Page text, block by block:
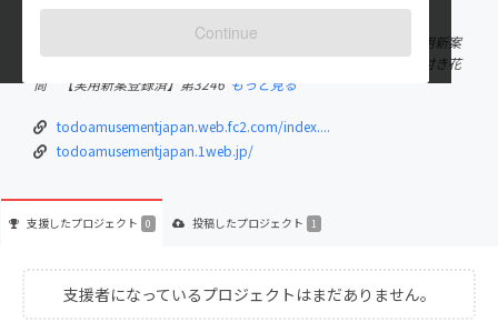
Continue
出身国：日本 出身地：東京都
TODO AMUSEMENT JAPANの遠藤と申します。 現在以下5つの実用新案
を取得し、製品化すべく活動中です。 ①照度センサ付き照明機能付き花
筒 【実用新案登録済】第3246 もっと見る
todoamusementjapan.web.fc2.com/index....
todoamusementjapan.1web.jp/
支援したプロジェクト 0 投稿したプロジェクト 1
支援者になっているプロジェクトはまだありません。